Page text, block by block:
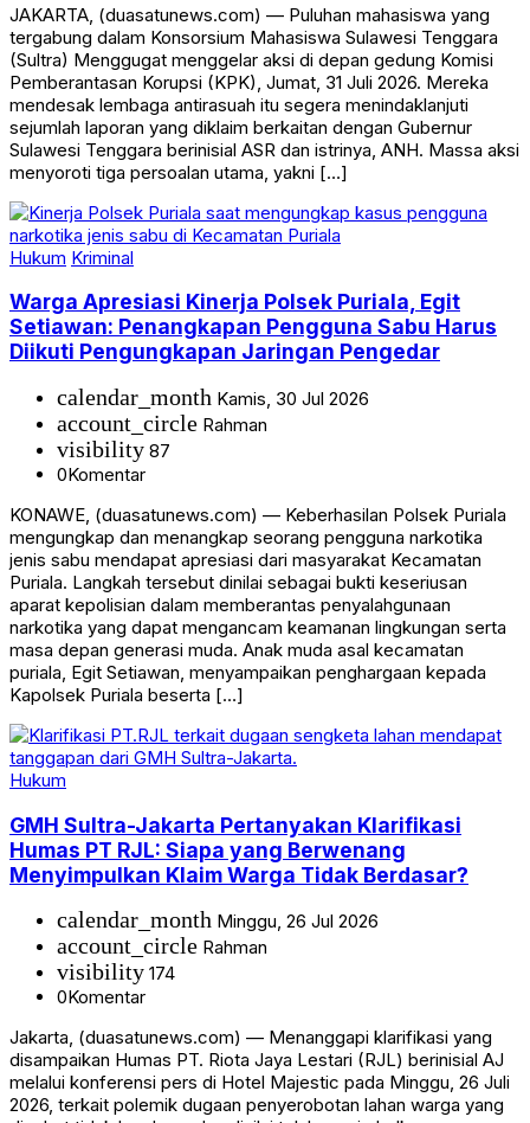
JAKARTA, (duasatunews.com) — Puluhan mahasiswa yang
tergabung dalam Konsorsium Mahasiswa Sulawesi Tenggara
(Sultra) Menggugat menggelar aksi di depan gedung Komisi
Pemberantasan Korupsi (KPK), Jumat, 31 Juli 2026. Mereka
mendesak lembaga antirasuah itu segera menindaklanjuti
sejumlah laporan yang diklaim berkaitan dengan Gubernur
Sulawesi Tenggara berinisial ASR dan istrinya, ANH. Massa aksi
menyoroti tiga persoalan utama, yakni […]
Hukum Kriminal
Warga Apresiasi Kinerja Polsek Puriala, Egit
Setiawan: Penangkapan Pengguna Sabu Harus
Diikuti Pengungkapan Jaringan Pengedar
calendar_month Kamis, 30 Jul 2026
account_circle Rahman
visibility 87
0Komentar
KONAWE, (duasatunews.com) — Keberhasilan Polsek Puriala
mengungkap dan menangkap seorang pengguna narkotika
jenis sabu mendapat apresiasi dari masyarakat Kecamatan
Puriala. Langkah tersebut dinilai sebagai bukti keseriusan
aparat kepolisian dalam memberantas penyalahgunaan
narkotika yang dapat mengancam keamanan lingkungan serta
masa depan generasi muda. Anak muda asal kecamatan
puriala, Egit Setiawan, menyampaikan penghargaan kepada
Kapolsek Puriala beserta […]
Hukum
GMH Sultra-Jakarta Pertanyakan Klarifikasi
Humas PT RJL: Siapa yang Berwenang
Menyimpulkan Klaim Warga Tidak Berdasar?
calendar_month Minggu, 26 Jul 2026
account_circle Rahman
visibility 174
0Komentar
Jakarta, (duasatunews.com) — Menanggapi klarifikasi yang
disampaikan Humas PT. Riota Jaya Lestari (RJL) berinisial AJ
melalui konferensi pers di Hotel Majestic pada Minggu, 26 Juli
2026, terkait polemik dugaan penyerobotan lahan warga yang